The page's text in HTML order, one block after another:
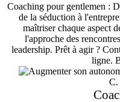
Coaching pour gentlemen :
de la séduction à
maîtriser chaque aspect
l'approche des
leadership. Prêt à agir ?
ligne.